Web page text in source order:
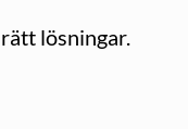
lösningar.